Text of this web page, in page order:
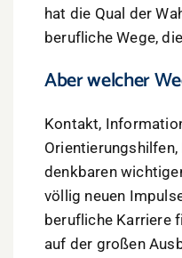
hat die Qual der
berufliche Wege,
Aber welcher
Kontakt,
denkbaren
völlig neuen
berufliche Karriere
auf der großen